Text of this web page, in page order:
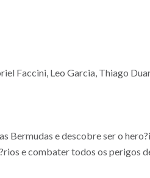
Faccini, Leo Garcia, Thiago
e descobre ser o
e combater todos os perigos